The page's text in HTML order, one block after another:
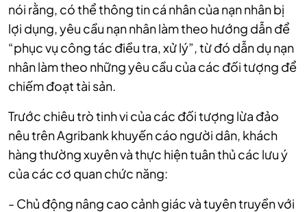
nói rằng, có thể thông tin cá nhân của nạn nhân bị
lợi dụng, yêu cầu nạn nhân làm theo hướng dẫn để
“phục vụ công tác điều tra, xử lý”, từ đó dẫn dụ nạn
nhân làm theo những yêu cầu của các đối tượng để
chiếm đoạt tài sản.
Trước chiêu trò tinh vi của các đối tượng lừa đảo
nêu trên Agribank khuyến cáo người dân, khách
hàng thường xuyên và thực hiện tuân thủ các lưu ý
của các cơ quan chức năng:
- Chủ động nâng cao cảnh giác và tuyên truyền với